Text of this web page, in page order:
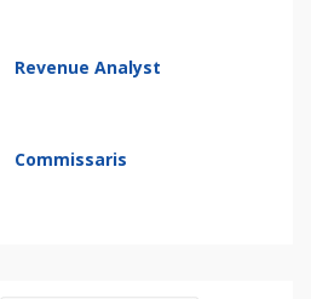
Revenue Analyst
Commissaris